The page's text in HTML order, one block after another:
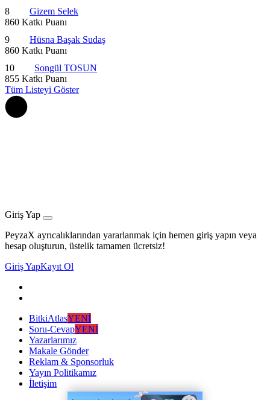
8
Gizem Selek
860 Katkı Puanı
9
Hüsna Başak Sudaş
860 Katkı Puanı
10
Songül TOSUN
855 Katkı Puanı
Tüm Listeyi Göster
Giriş Yap
PeyzaX ayrıcalıklarından yararlanmak için hemen giriş yapın veya
hesap oluşturun, üstelik tamamen ücretsiz!
Giriş YapKayıt Ol
BitkiAtlasYENİ
Soru-CevapYENİ
Yazarlarımız
Makale Gönder
Reklam & Sponsorluk
Yayın Politikamız
İletişim